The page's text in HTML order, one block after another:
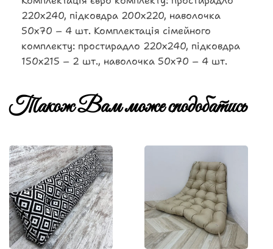
220х240, підковдра 200х220, наволочка
50х70 – 4 шт. Комплектація сімейного
комплекту: простирадло 220х240, підковдра
150х215 – 2 шт., наволочка 50х70 – 4 шт.
Також Вам може сподобатись